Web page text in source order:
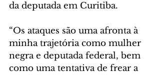
da deputada em Curitiba.
“Os ataques são uma afronta à
minha trajetória como mulher
negra e deputada federal, bem
como uma tentativa de frear a